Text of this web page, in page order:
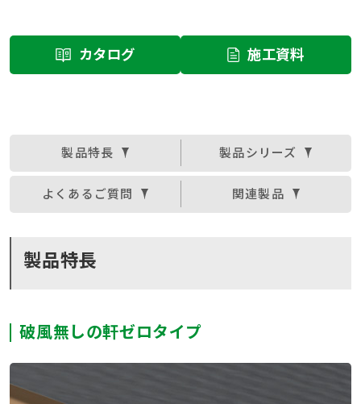
カタログ 施工資料
製品特長 製品シリーズ
よくあるご質問 関連製品
製品特長
破風無しの軒ゼロタイプ